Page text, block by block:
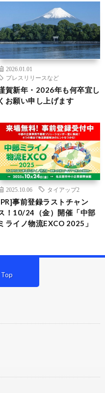
2026.01.01
プレスリリースなど
賀新年・2026年も何卒宜し
くお願い申し上げます
2025.10.06 タイアップ2
事前登録ラストチャン
！10/24（金）開催「中部
ライノ物流EXCO 2025」